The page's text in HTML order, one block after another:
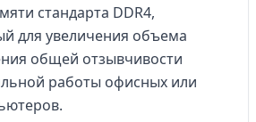
стандарта DDR4,
для увеличения объема
общей отзывчивости
работы офисных или